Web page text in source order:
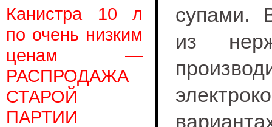
Канистра 10 л
по очень низким
ценам —
РАСПРОДАЖА
СТАРОЙ
ПАРТИИ
супами.
из